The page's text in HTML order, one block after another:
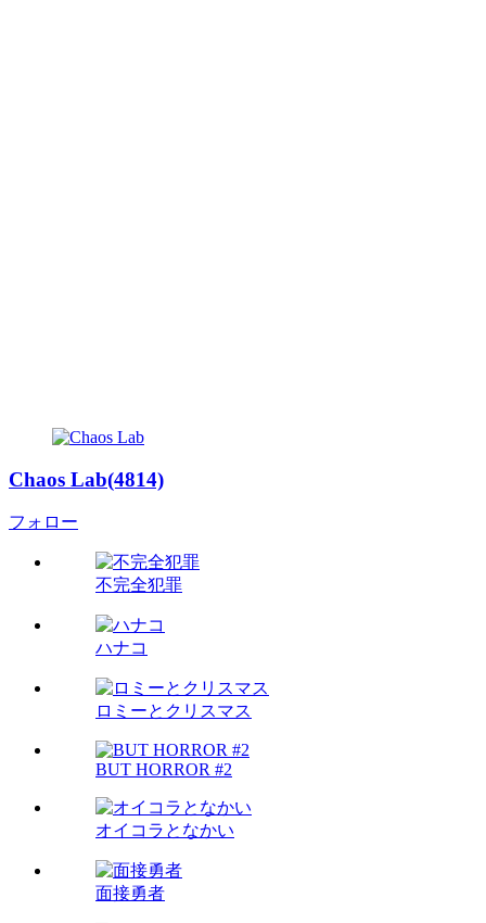
Chaos Lab(4814)
フォロー
不完全犯罪
ハナコ
ロミーとクリスマス
BUT HORROR #2
オイコラとなかい
面接勇者